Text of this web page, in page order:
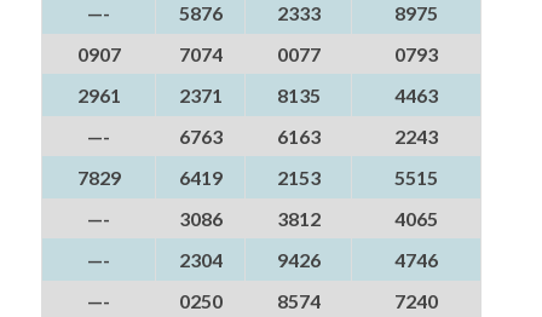
—-
5876 2333
8975
0907
7074 0077
0793
2961
2371 8135
4463
—-
6763 6163
2243
7829
6419 2153
5515
—-
3086 3812
4065
—-
2304 9426
4746
—-
0250 8574
7240